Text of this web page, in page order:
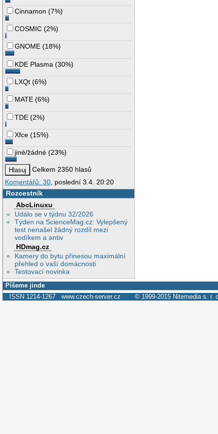
Cinnamon (7%)
COSMIC (2%)
GNOME (18%)
KDE Plasma (30%)
LXQt (6%)
MATE (6%)
TDE (2%)
Xfce (15%)
jiné/žádné (23%)
Celkem 2350 hlasů
Komentářů: 30 , poslední 3.4. 20:20
Rozcestník
AbcLinuxu
Událo se v týdnu 32/2026
Týden na ScienceMag.cz: Vylepšený
test nenašel žádný rozdíl mezi
vodíkem a antiv
HDmag.cz
Kamery do bytu přinesou maximální
přehled o vaší domácnosti
Testovací novinka
Píšeme jinde
ISSN 1214-1267 www.czech-server.cz © 1999-2015 Nitemedia s. r.